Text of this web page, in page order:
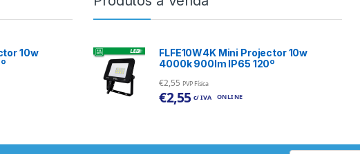
10w
FLFE10W4K Mini Projector 10w
4000k 900lm IP65 120º
€2,55 PVP Física
€2,55 c/ IVA ONLINE